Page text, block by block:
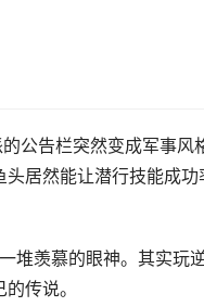
公告栏突然变成军事风
居然能让潜行技能成功
堆羡慕的眼神。其实玩
传说。